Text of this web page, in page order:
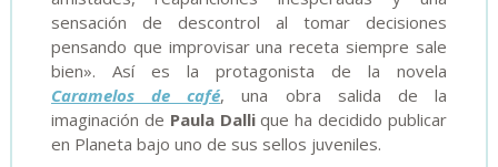
sensación de descontrol al tomar decisiones
pensando que improvisar una receta siempre sale
bien». Así es la protagonista de la novela
Caramelos de café, una obra salida de la
imaginación de Paula Dallique ha decidido publicar
en Planeta bajo uno de sus sellos juveniles.